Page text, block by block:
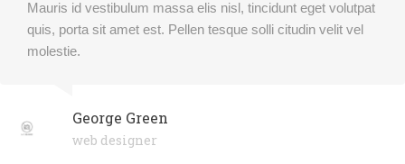
Mauris id vestibulum massa elis nisl, tincidunt eget volutpat
quis, porta sit amet est. Pellen tesque solli citudin velit vel
molestie.
George Green
web designer